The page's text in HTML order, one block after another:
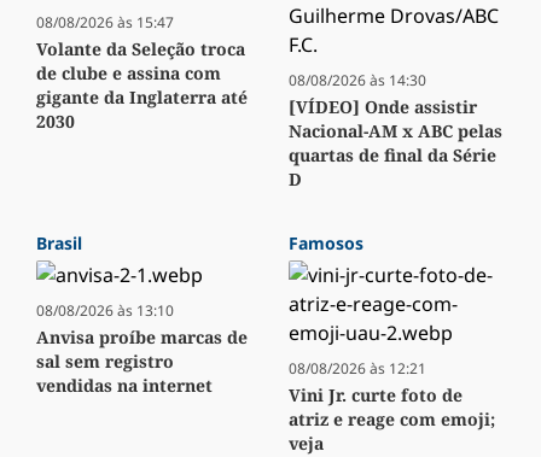
08/08/2026 às 15:47
Volante da Seleção troca
de clube e assina com
gigante da Inglaterra até
2030
08/08/2026 às 14:30
[VÍDEO] Onde assistir
Nacional-AM x ABC pelas
quartas de final da Série
D
Brasil
08/08/2026 às 13:10
Anvisa proíbe marcas de
sal sem registro
vendidas na internet
Famosos
08/08/2026 às 12:21
Vini Jr. curte foto de
atriz e reage com emoji;
veja